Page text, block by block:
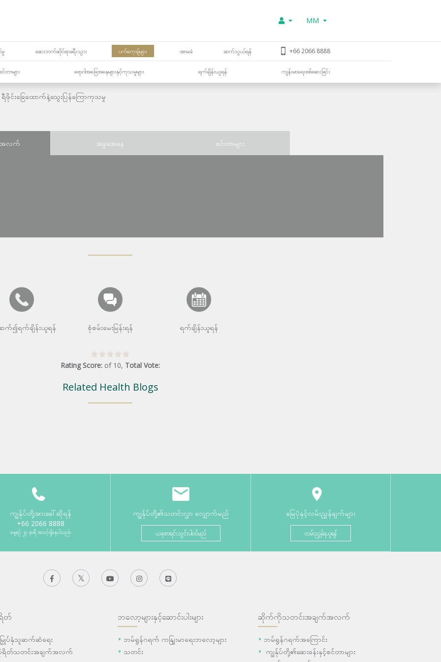
MM
မှု ဆေးဘက်ဆိုင်ရာခရီးသွား ပက်ကေ့ချ်များ အာမခံ ဆက်သွယ်ရန် +66 2066 8888
ာများ ရောဂါအခြေအနေများနှင့်ကုသမှုများ ရက်ချိန်းယူရန် ကျန်းမာရေးစစ်ဆေးခြင်း
ရီဖိုင်းခြေထောက်နဲ့သွေးပြန်ကြောကုသမှု
အလက် အခွအေနေ စင်တာများ
က်၍ရက်ချိန်းယူရန် စုံစမ်းမေးမြန်းရန် ရက်ချိန်းယူရန်
Rating Score: of 10, Total Vote:
Related Health Blogs
ကျွန်ုပ်တို့အားခေါ်ဆိုရန်
+66 2066 8888
နေ့စဉ် ၂၄ နာရီ အသင့်ရှိနေပါသည်။
ကျွန်ုပ်တို့၏သတင်းလွှာ လျှောက်မည်
ယခုစာရင်းသွင်းပါဝင်မည်
မြေပုံနှင့်လမ်းညွှန်ချက်များ
လမ်းညွှန်ရယူရန်
တ်
မြှုပ်နှံသူဆက်ဆံရေး
ရိတ်သတင်းအချက်အလက်
ဘလော့များနှင့်ဆောင်းပါးများ
ဘမ်ရွန်ဂရက် ကနျြးမာရေးဘလော့များ
သတင်း
ဆိုက်ကိုသတင်းအချက်အလက်
ဘမ်ရွန်ဂရက်အကြောင်း
ကျွန်ုပ်တို့၏ဆေးခန်းနှင့်စင်တာများ